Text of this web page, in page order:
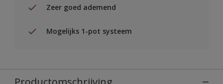
Zeer goed ademend
Mogelijks 1-pot systeem